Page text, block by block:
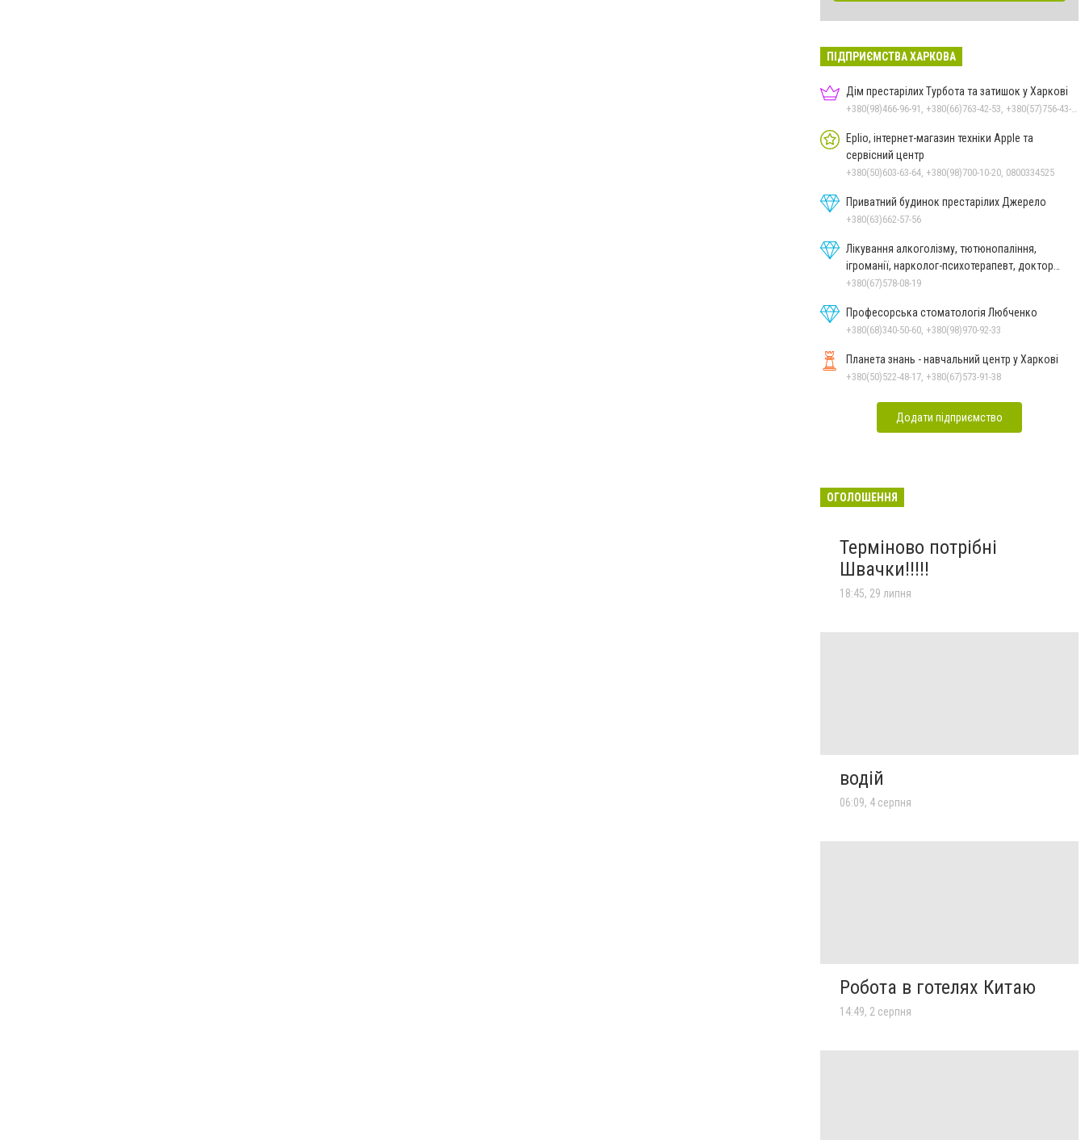
ПІДПРИЄМСТВА ХАРКОВА
Дім престарілих Турбота та затишок у Харкові
Eplio, інтернет-магазин техніки Apple та
сервісний центр
+380(50)603-63-64, +380(98)700-10-20, 0800334525
Приватний будинок престарілих Джерело
+380(63)662-57-56
Лікування алкоголізму, тютюнопаління,
ігроманії, нарколог-психотерапевт, доктор
Голобурда А.В.
+380(67)578-08-19
Професорська стоматологія Любченко
+380(68)340-50-60, +380(98)970-92-33
Планета знань - навчальний центр у Харкові
+380(50)522-48-17, +380(67)573-91-38
Додати підприємство
ОГОЛОШЕННЯ
Терміново потрібні
Швачки!!!!!
18:45, 29 липня
водій
06:09, 4 серпня
Робота в готелях Китаю
14:49, 2 серпня